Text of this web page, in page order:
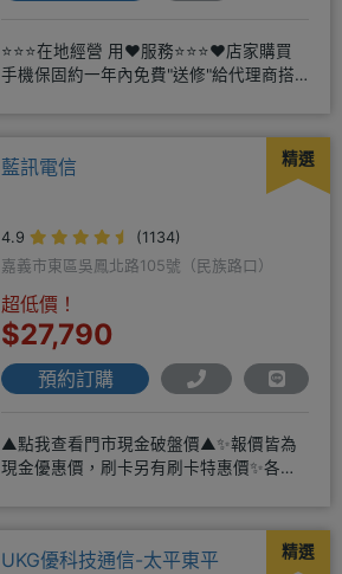
⭐⭐⭐在地經營 用❤️服務⭐⭐⭐❤️店家購買
手機保固約一年內免費"送修"給代理商搭
精選
藍訊電信
4.9
(1134)
嘉義市東區吳鳳北路105號（民族路口）
超低價！
$27,790
預約訂購
▲點我查看門市現金破盤價▲✨報價皆為
現金優惠價，刷卡另有刷卡特惠價✨各大
精選
UKG優科技通信-太平東平